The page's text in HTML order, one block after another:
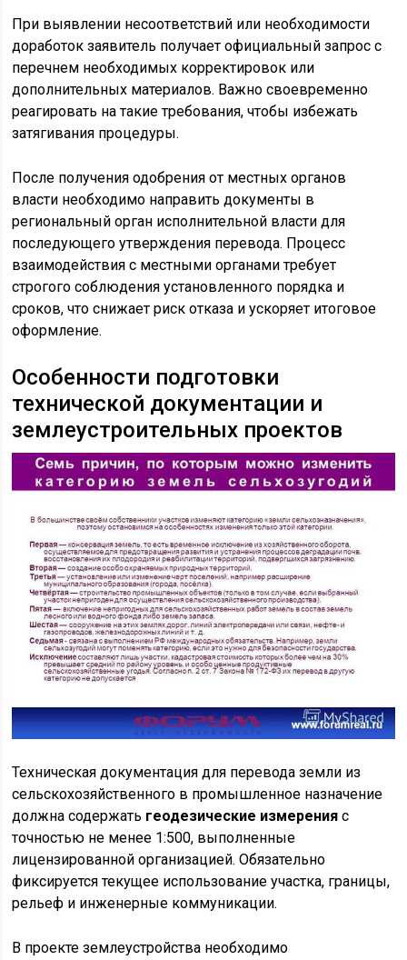
При выявлении несоответствий или необходимости
доработок заявитель получает официальный запрос с
перечнем необходимых корректировок или
дополнительных материалов. Важно своевременно
реагировать на такие требования, чтобы избежать
затягивания процедуры.
После получения одобрения от местных органов
власти необходимо направить документы в
региональный орган исполнительной власти для
последующего утверждения перевода. Процесс
взаимодействия с местными органами требует
строгого соблюдения установленного порядка и
сроков, что снижает риск отказа и ускоряет итоговое
оформление.
Особенности подготовки
технической документации и
землеустроительных проектов
Техническая документация для перевода земли из
сельскохозяйственного в промышленное назначение
должна содержать геодезические измерения с
точностью не менее 1:500, выполненные
лицензированной организацией. Обязательно
фиксируется текущее использование участка, границы,
рельеф и инженерные коммуникации.
В проекте землеустройства необходимо